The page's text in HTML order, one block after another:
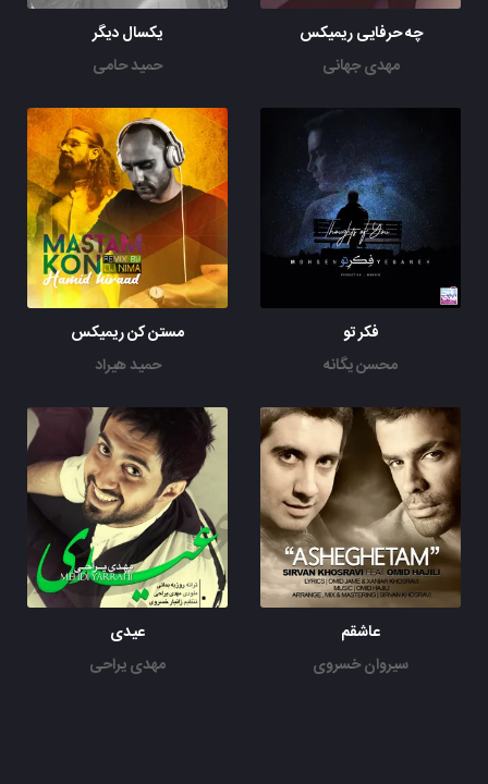
چه حرفایی ریمیکس
مهدی جهانی
یکسال دیگر
حمید حامی
فکر تو
محسن یگانه
مستن کن ریمیکس
حمید هیراد
عاشقم
سیروان خسروی
عیدی
مهدی یراحی